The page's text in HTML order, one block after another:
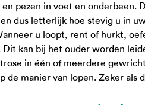
pezen in voet en onderbeen.
dus letterlijk hoe stevig u in
u loopt, rent of hurkt,
kan bij het ouder worden
in één of meerdere
de manier van lopen. Zeker als